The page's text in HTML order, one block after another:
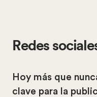
Redes
Hoy más que
clave para la